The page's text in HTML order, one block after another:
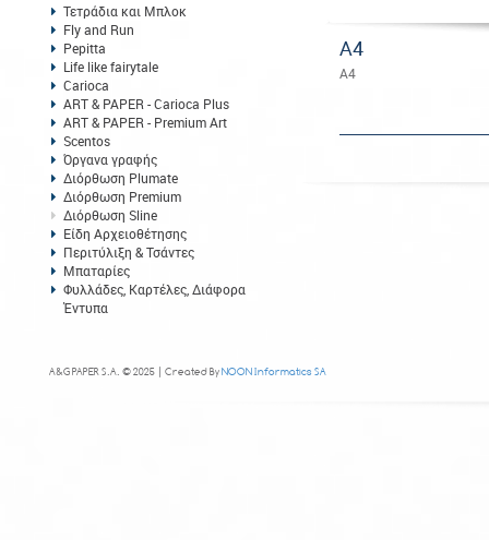
Τετράδια και Μπλοκ
Fly and Run
Pepitta
Life like fairytale
Carioca
ART & PAPER - Carioca Plus
ART & PAPER - Premium Art
Scentos
Όργανα γραφής
Διόρθωση Plumate
Διόρθωση Premium
Διόρθωση Sline
Είδη Αρχειοθέτησης
Περιτύλιξη & Τσάντες
Μπαταρίες
Φυλλάδες, Καρτέλες, Διάφορα
Έντυπα
A4
A4
A&G PAPER S.A. © 2025 | Created ByNOON Informatics SA